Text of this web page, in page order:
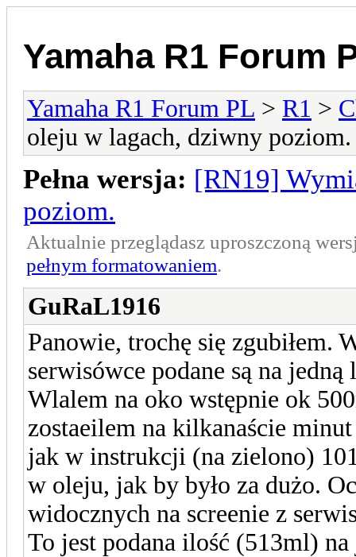
Yamaha R1 Forum
Yamaha R1 Forum PL > R1 >
oleju w lagach, dziwny poziom.
Pełna wersja: [RN19]
poziom.
Aktualnie przeglądasz uproszczoną
pełnym formatowaniem.
GuRaL1916
Panowie, trochę się zgubiłem.
serwisówce podane są na
Wlalem na oko wstępnie ok
zostaeilem na kilkanaście
jak w instrukcji (na zielono)
w oleju, jak by było za dużo.
widocznych na screenie z
To jest podana ilość (513ml)